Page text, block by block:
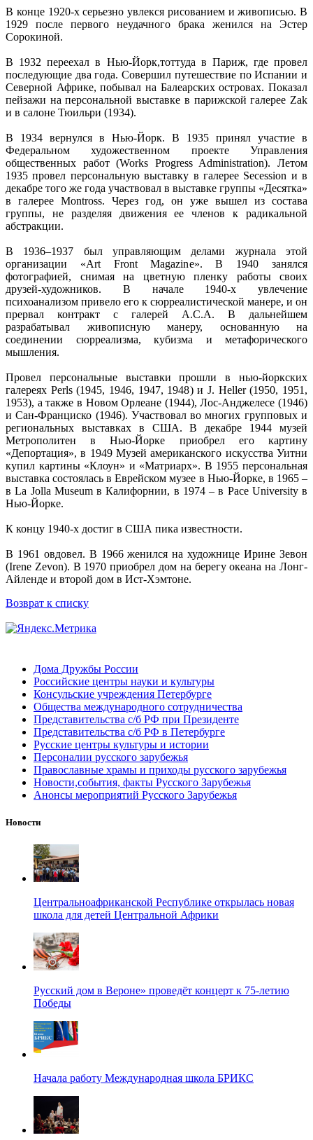
В конце 1920-х серьезно увлекся рисованием и живописью. В
1929 после первого неудачного брака женился на Эстер
Сорокиной.
В 1932 переехал в Нью-Йорк,тоттуда в Париж, где провел
последующие два года. Совершил путешествие по Испании и
Северной Африке, побывал на Балеарских островах. Показал
пейзажи на персональной выставке в парижской галерее Zak
и в салоне Тюильри (1934).
В 1934 вернулся в Нью-Йорк. В 1935 принял участие в
Федеральном художественном проекте Управления
общественных работ (Works Progress Administration). Летом
1935 провел персональную выставку в галерее Secession и в
декабре того же года участвовал в выставке группы «Десятка»
в галерее Montross. Через год, он уже вышел из состава
группы, не разделяя движения ее членов к радикальной
абстракции.
В 1936–1937 был управляющим делами журнала этой
организации «Art Front Magazine». В 1940 занялся
фотографией, снимая на цветную пленку работы своих
друзей-художников. В начале 1940-х увлечение
психоанализом привело его к сюрреалистической манере, и он
прервал контракт с галерей А.С.А. В дальнейшем
разрабатывал живописную манеру, основанную на
соединении сюрреализма, кубизма и метафорического
мышления.
Провел персональные выставки прошли в нью-йоркских
галереях Perls (1945, 1946, 1947, 1948) и J. Heller (1950, 1951,
1953), а также в Новом Орлеане (1944), Лос-Анджелесе (1946)
и Сан-Франциско (1946). Участвовал во многих групповых и
региональных выставках в США. В декабре 1944 музей
Метрополитен в Нью-Йорке приобрел его картину
«Депортация», в 1949 Музей американского искусства Уитни
купил картины «Клоун» и «Матриарх». В 1955 персональная
выставка состоялась в Еврейском музее в Нью-Йорке, в 1965 –
в La Jolla Museum в Калифорнии, в 1974 – в Pace University в
Нью-Йорке.
К концу 1940-х достиг в США пика известности.
В 1961 овдовел. В 1966 женился на художнице Ирине Зевон
(Irene Zevon). В 1970 приобрел дом на берегу океана на Лонг-
Айленде и второй дом в Ист-Хэмтоне.
Возврат к списку
Дома Дружбы России
Российские центры науки и культуры
Консульские учреждения Петербурге
Общества международного сотрудничества
Представительства с/б РФ при Президенте
Представительства с/б РФ в Петербурге
Русские центры культуры и истории
Персоналии русского зарубежья
Православные храмы и приходы русского зарубежья
Новости,события, факты Русского Зарубежья
Анонсы мероприятий Русского Зарубежья
Новости
Центральноафриканской Республике открылась новая
школа для детей Центральной Африки
Русский дом в Вероне» проведёт концерт к 75-летию
Победы
Начала работу Международная школа БРИКС